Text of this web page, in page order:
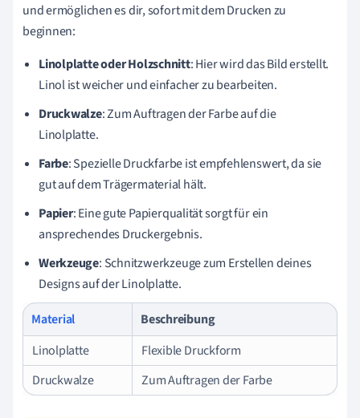
und ermöglichen es dir, sofort mit dem Drucken zu
beginnen:
Linolplatte oder Holzschnitt: Hier wird das Bild erstellt.
Linol ist weicher und einfacher zu bearbeiten.
Druckwalze: Zum Auftragen der Farbe auf die
Linolplatte.
Farbe: Spezielle Druckfarbe ist empfehlenswert, da sie
gut auf dem Trägermaterial hält.
Papier: Eine gute Papierqualität sorgt für ein
ansprechendes Druckergebnis.
Werkzeuge: Schnitzwerkzeuge zum Erstellen deines
Designs auf der Linolplatte.
Material
Beschreibung
Linolplatte
Flexible Druckform
Druckwalze
Zum Auftragen der Farbe